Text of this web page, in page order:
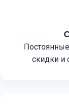
скидки и